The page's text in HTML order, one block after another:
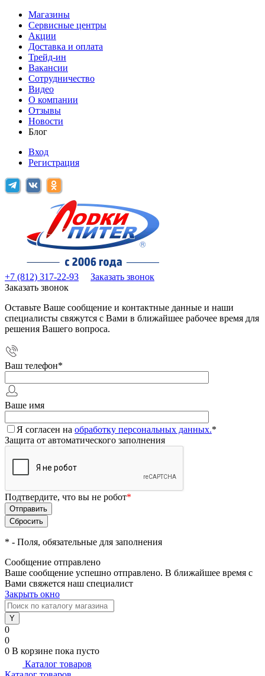
Магазины
Сервисные центры
Акции
Доставка и оплата
Трейд-ин
Вакансии
Сотрудничество
Видео
О компании
Отзывы
Новости
Блог
Вход
Регистрация
+7 (812) 317-22-93
Заказать звонок
Заказать звонок
Оставьте Ваше сообщение и контактные данные и наши
специалисты свяжутся с Вами в ближайшее рабочее время для
решения Вашего вопроса.
Ваш телефон*
Ваше имя
Я согласен на обработку персональных данных.*
Защита от автоматического заполнения
Подтвердите, что вы не робот*
* - Поля, обязательные для заполнения
Сообщение отправлено
Ваше сообщение успешно отправлено. В ближайшее время с
Вами свяжется наш специалист
Закрыть окно
0
0
0 В корзине пока пусто
Каталог товаров